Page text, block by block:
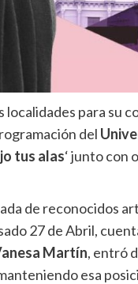
localidades para su
del
tus alas‘ junto con
de reconocidos
27 de Abril,
Martín, entró
esa